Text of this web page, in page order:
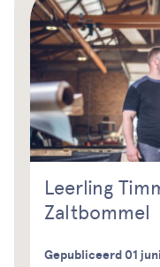
Leerling
Zaltbommel
Gepubliceerd 01